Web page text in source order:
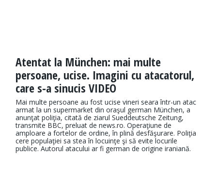
Atentat la München: mai multe
persoane, ucise. Imagini cu atacatorul,
care s-a sinucis VIDEO
Mai multe persoane au fost ucise vineri seara într-un atac
armat la un supermarket din oraşul german München, a
anunţat poliţia, citată de ziarul Sueddeutsche Zeitung,
transmite BBC, preluat de news.ro. Operaţiune de
amploare a fortelor de ordine, în plină desfăşurare. Poliţia
cere populaţiei sa stea în locuinţe şi să evite locurile
publice. Autorul atacului ar fi german de origine iraniană.